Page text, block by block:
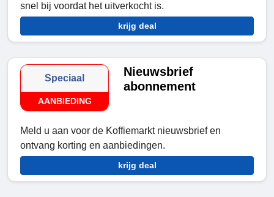
snel bij voordat het uitverkocht is.
krijg deal
Speciaal
AANBIEDING
Nieuwsbrief
abonnement
Meld u aan voor de Koffiemarkt nieuwsbrief en
ontvang korting en aanbiedingen.
krijg deal